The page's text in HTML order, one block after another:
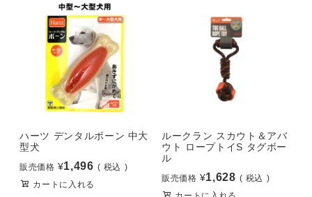
ハーツ デンタルボーン 中大
型犬
販売価格 ¥1,496
税込
カートに入れる
ルークラン スカウト＆アバ
ウト ロープトイS タグボー
ル
販売価格 ¥1,628
税込